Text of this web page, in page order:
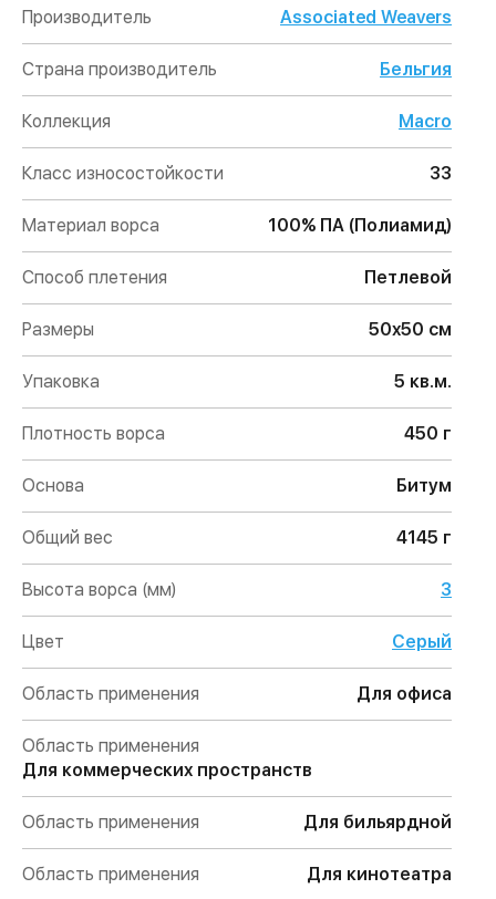
Производитель Associated Weavers
Страна производитель Бельгия
Коллекция Macro
Класс износостойкости 33
Материал ворса 100% ПА (Полиамид)
Способ плетения Петлевой
Размеры 50х50 см
Упаковка 5 кв.м.
Плотность ворса 450 г
Основа Битум
Общий вес 4145 г
Высота ворса (мм) 3
Цвет Серый
Область применения Для офиса
Область применения
Для коммерческих пространств
Область применения Для бильярдной
Область применения Для кинотеатра